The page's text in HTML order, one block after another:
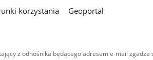
korzystania
Geoportal
z odnośnika będącego adresem e-mail